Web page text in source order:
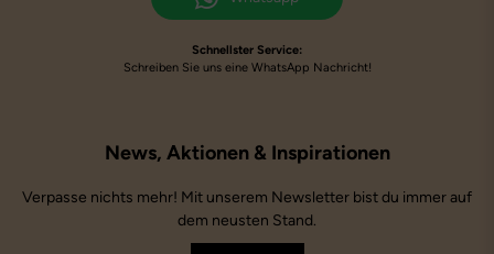
Schnellster Service:
Schreiben Sie uns eine WhatsApp Nachricht!
Verpasse nichts mehr! Mit unserem Newsletter bist du immer auf
dem neusten Stand.